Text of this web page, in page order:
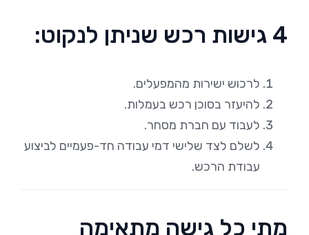
4 גישות רכש שניתן לנקוט:
לרכוש ישירות מהמפעלים.
להיעזר בסוכן רכש בעמלות.
לעבוד עם חברת מסחר.
לשלם לצד שלישי דמי עבודה חד-פעמיים לביצוע
עבודת הרכש.
מתי כל גישה מתאימה